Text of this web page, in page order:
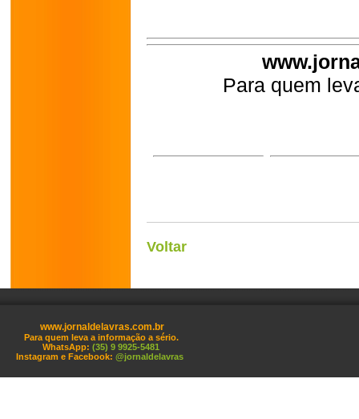
Para quem
Voltar
www.jornaldelavras.com.br
Para quem leva a informação a sério.
WhatsApp: (35) 9 9925-5481
Instagram e Facebook: @jornaldelavras